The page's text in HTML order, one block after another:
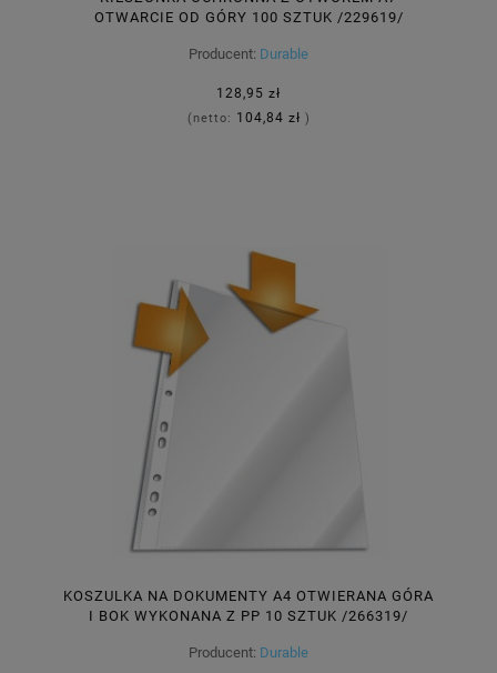
OTWARCIE OD GÓRY 100 SZTUK /229619/
Producent: Durable
128,95 zł
(netto: 104,84 zł )
KOSZULKA NA DOKUMENTY A4 OTWIERANA GÓRA
I BOK WYKONANA Z PP 10 SZTUK /266319/
Producent: Durable